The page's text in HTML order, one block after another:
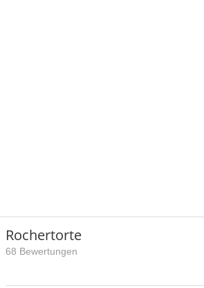
Rochertorte
68 Bewertungen